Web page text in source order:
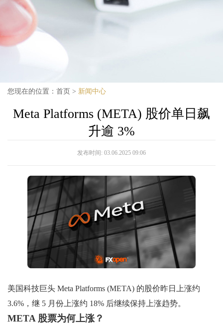
您现在的位置： 首页 > 新闻中心
Meta Platforms (META) 股价单日飙
升逾 3%
发布时间: 03.06.2025 09:06
美国科技巨头 Meta Platforms (META) 的股价昨日上涨约
3.6%，继 5 月份上涨约 18% 后继续保持上涨趋势。
META 股票为何上涨？